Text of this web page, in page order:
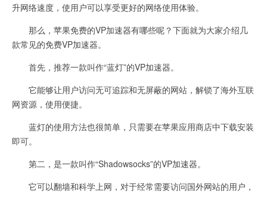
升网络速度，使用户可以享受更好的网络使用体验。
那么，苹果免费的VP加速器有哪些呢？下面就为大家介绍几
款常见的免费VP加速器。
首先，推荐一款叫作“蓝灯”的VP加速器。
它能够让用户访问无可追踪和无屏蔽的网站，解锁了海外互联
网资源，使用便捷。
蓝灯的使用方法也很简单，只需要在苹果应用商店中下载安装
即可。
第二，是一款叫作“Shadowsocks”的VP加速器。
它可以翻墙和科学上网，对于经常需要访问国外网站的用户，